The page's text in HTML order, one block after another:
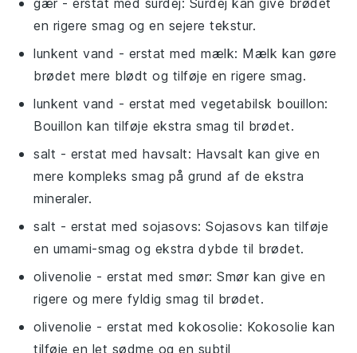
en rigere smag og en sejere tekstur.
lunkent vand - erstat medmælk: Mælk kan gøre
brødet mere blødt og tilføje en rigere smag.
lunkent vand - erstat medvegetabilsk bouillon:
Bouillon kan tilføje ekstra smag til brødet.
salt - erstat medhavsalt: Havsalt kan give en
mere kompleks smag på grund af de ekstra
mineraler.
salt - erstat medsojasovs: Sojasovs kan tilføje
en umami-smag og ekstra dybde til brødet.
olivenolie - erstat medsmør: Smør kan give en
rigere og mere fyldig smag til brødet.
olivenolie - erstat medkokosolie: Kokosolie kan
tilføje en let sødme og en subtil